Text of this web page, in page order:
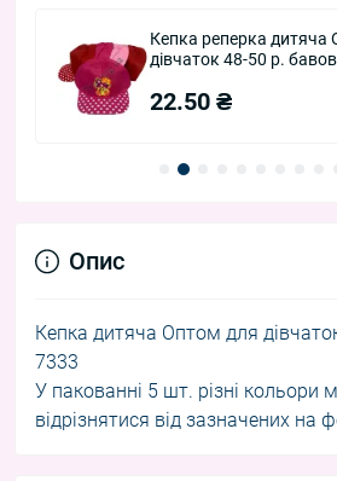
Кепка реперка дитяча
дівчаток 48-50 р.
22.50 ₴
Опис
Кепка дитяча Оптом для
7333
У пакованні 5 шт. різні кольори
відрізнятися від зазначених на